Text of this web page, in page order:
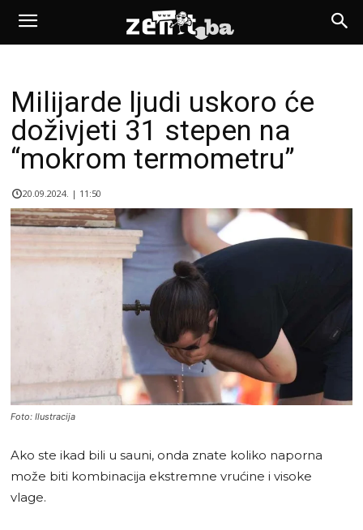
Milijarde ljudi uskoro će
doživjeti 31 stepen na
“mokrom termometru”
20.09.2024. | 11:50
Foto: Ilustracija
Ako ste ikad bili u sauni, onda znate koliko naporna
može biti kombinacija ekstremne vrućine i visoke
vlage.